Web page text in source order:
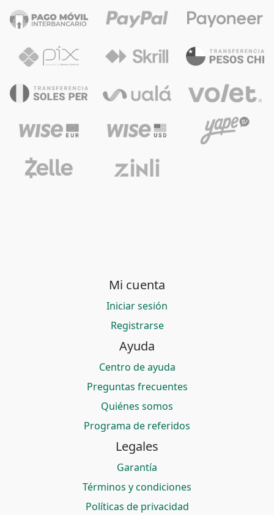
Mi cuenta
Iniciar sesión
Registrarse
Ayuda
Centro de ayuda
Preguntas frecuentes
Quiénes somos
Programa de referidos
Legales
Garantía
Términos y condiciones
Políticas de privacidad